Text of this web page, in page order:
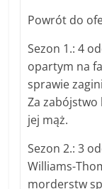
Powrót do
Sezon 1.: 4
opartym na
sprawie
Za zabójstwo
jej mąż.
Sezon 2.: 3
Williams-
morderstw